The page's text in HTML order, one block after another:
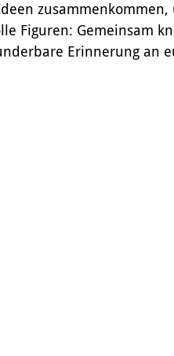
zusammenkommen,
Figuren: Gemeinsam
Erinnerung an